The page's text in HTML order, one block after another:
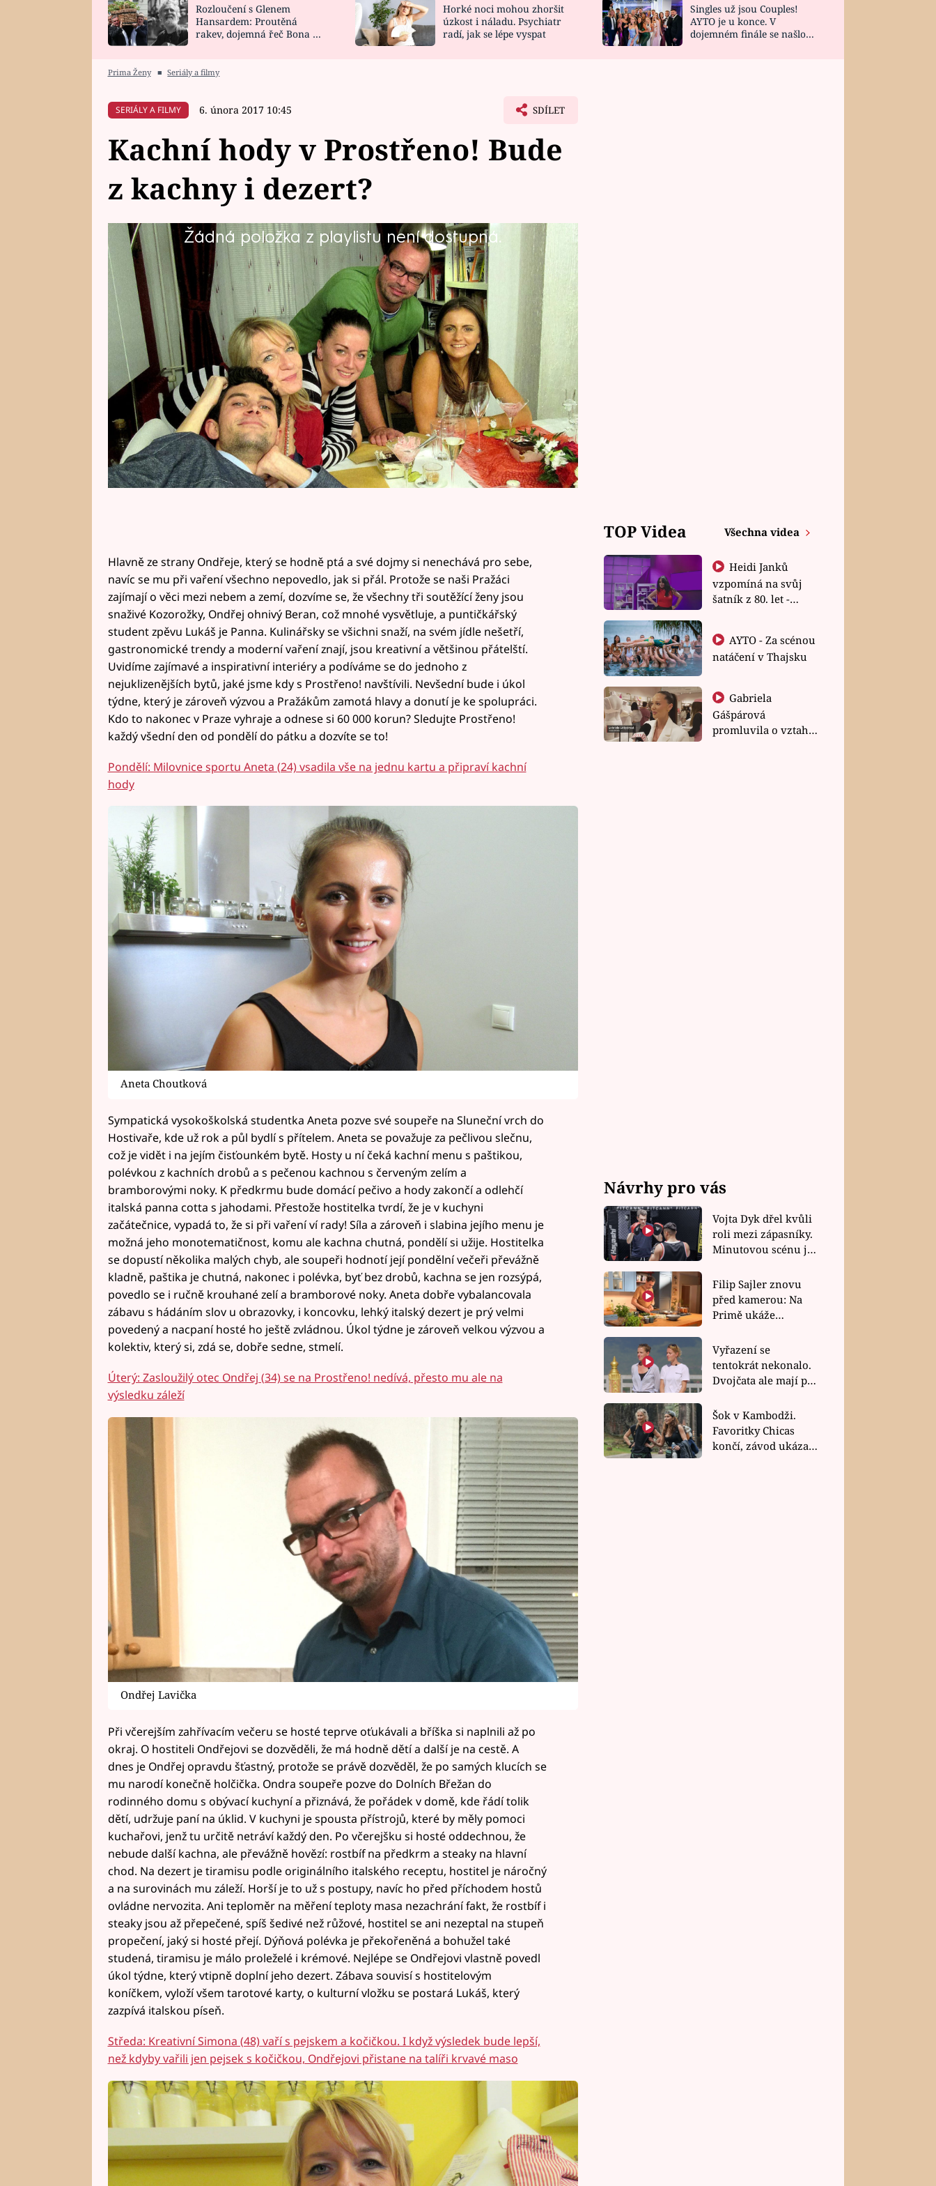
HOROSKOP NA
CELEBRITY
VAŘENÍ
NOVINKY
VIDEORECEPTY
ZAHRADA
DESIGN
Rozloučení s Glenem
Hansardem: Proutěná
rakev, dojemná řeč Bona a
Horké noci mohou zhoršit
úzkost i náladu. Psychiatr
radí, jak se lépe vyspat
Singles už jsou Couples!
AYTO je u konce. V
dojemném finále se našlo
Prima Ženy ■ Seriály a filmy
SERIÁLY A FILMY 6. února 2017 10:45 SDÍLET
Kachní hody v Prostřeno! Bude
z kachny i dezert?
Žádná položka z playlistu není dostupná.
V dalším Prostřeno! z Prahy a blízkého okolí se utkají tři ženy a dva
muži. Je to kultivovaná parta, která se zpočátku dokonce tváří, že jí o
výhru téměř ani nejde, a docela jim to vydrží, i když malé pokusy o
taktiku nebo drobné netaktnosti se i do této selanky vloudí.
Hlavně ze strany Ondřeje, který se hodně ptá a své dojmy si nenechává pro sebe,
navíc se mu při vaření všechno nepovedlo, jak si přál. Protože se naši Pražáci
zajímají o věci mezi nebem a zemí, dozvíme se, že všechny tři soutěžící ženy jsou
snaživé Kozorožky, Ondřej ohnivý Beran, což mnohé vysvětluje, a puntičkářský
student zpěvu Lukáš je Panna. Kulinářsky se všichni snaží, na svém jídle nešetří,
gastronomické trendy a moderní vaření znají, jsou kreativní a většinou přátelští.
Uvidíme zajímavé a inspirativní interiéry a podíváme se do jednoho z
nejuklizenějších bytů, jaké jsme kdy s Prostřeno! navštívili. Nevšední bude i úkol
týdne, který je zároveň výzvou a Pražákům zamotá hlavy a donutí je ke spolupráci.
Kdo to nakonec v Praze vyhraje a odnese si 60 000 korun? Sledujte Prostřeno!
každý všední den od pondělí do pátku a dozvíte se to!
Pondělí: Milovnice sportu Aneta (24) vsadila vše na jednu kartu a připraví kachní
hody
Aneta Choutková
Sympatická vysokoškolská studentka Aneta pozve své soupeře na Sluneční vrch do
Hostivaře, kde už rok a půl bydlí s přítelem. Aneta se považuje za pečlivou slečnu,
což je vidět i na jejím čisťounkém bytě. Hosty u ní čeká kachní menu s paštikou,
polévkou z kachních drobů a s pečenou kachnou s červeným zelím a
bramborovými noky. K předkrmu bude domácí pečivo a hody zakončí a odlehčí
italská panna cotta s jahodami. Přestože hostitelka tvrdí, že je v kuchyni
začátečnice, vypadá to, že si při vaření ví rady! Síla a zároveň i slabina jejího menu je
možná jeho monotematičnost, komu ale kachna chutná, pondělí si užije. Hostitelka
se dopustí několika malých chyb, ale soupeři hodnotí její pondělní večeři převážně
kladně, paštika je chutná, nakonec i polévka, byť bez drobů, kachna se jen rozsýpá,
povedlo se i ručně krouhané zelí a bramborové noky. Aneta dobře vybalancovala
zábavu s hádáním slov u obrazovky, i koncovku, lehký italský dezert je prý velmi
povedený a nacpaní hosté ho ještě zvládnou. Úkol týdne je zároveň velkou výzvou a
kolektiv, který si, zdá se, dobře sedne, stmelí.
Úterý: Zasloužilý otec Ondřej (34) se na Prostřeno! nedívá, přesto mu ale na
výsledku záleží
Ondřej Lavička
Při včerejším zahřívacím večeru se hosté teprve oťukávali a bříška si naplnili až po
okraj. O hostiteli Ondřejovi se dozvěděli, že má hodně dětí a další je na cestě. A
dnes je Ondřej opravdu šťastný, protože se právě dozvěděl, že po samých klucích se
mu narodí konečně holčička. Ondra soupeře pozve do Dolních Břežan do
rodinného domu s obývací kuchyní a přiznává, že pořádek v domě, kde řádí tolik
dětí, udržuje paní na úklid. V kuchyni je spousta přístrojů, které by měly pomoci
kuchařovi, jenž tu určitě netráví každý den. Po včerejšku si hosté oddechnou, že
nebude další kachna, ale převážně hovězí: rostbíf na předkrm a steaky na hlavní
chod. Na dezert je tiramisu podle originálního italského receptu, hostitel je náročný
a na surovinách mu záleží. Horší je to už s postupy, navíc ho před příchodem hostů
ovládne nervozita. Ani teploměr na měření teploty masa nezachrání fakt, že rostbíf i
steaky jsou až přepečené, spíš šedivé než růžové, hostitel se ani nezeptal na stupeň
propečení, jaký si hosté přejí. Dýňová polévka je překořeněná a bohužel také
studená, tiramisu je málo proleželé i krémové. Nejlépe se Ondřejovi vlastně povedl
úkol týdne, který vtipně doplní jeho dezert. Zábava souvisí s hostitelovým
koníčkem, vyloží všem tarotové karty, o kulturní vložku se postará Lukáš, který
zazpívá italskou píseň.
Středa: Kreativní Simona (48) vaří s pejskem a kočičkou. I když výsledek bude lepší,
než kdyby vařili jen pejsek s kočičkou, Ondřejovi přistane na talíři krvavé maso
TOP Videa Všechna videa
Heidi Janků
vzpomíná na svůj
šatník z 80. let -
natáčení v Thajsku
Gabriela
Gášpárová
promluvila o vztahu
Návrhy pro vás
Vojta Dyk dřel kvůli
roli mezi zápasníky.
Minutovou scénu jel
Filip Sajler znovu
před kamerou: Na
Primě ukáže
rychlé recepty
Vyřazení se
tentokrát nekonalo.
Dvojčata ale mají po
závodu nůž na krku
Šok v Kambodži.
Favoritky Chicas
končí, závod ukázal